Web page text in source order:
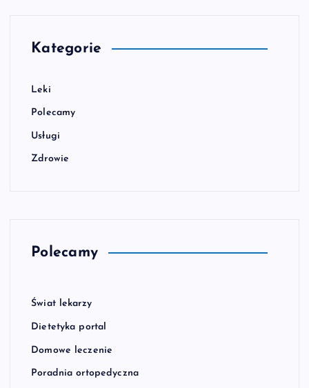
Kategorie
Leki
Polecamy
Usługi
Zdrowie
Polecamy
Świat lekarzy
Dietetyka portal
Domowe leczenie
Poradnia ortopedyczna